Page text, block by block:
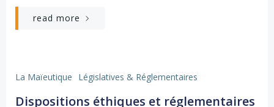
read more
La Maïeutique Législatives & Réglementaires
Dispositions éthiques et réglementaires